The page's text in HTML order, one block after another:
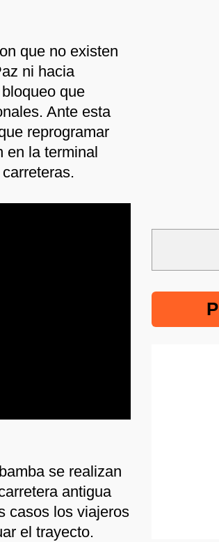
que no existen
ni hacia
que
Ante esta
reprogramar
en la terminal
se realizan
antigua
casos los viajeros
el trayecto.